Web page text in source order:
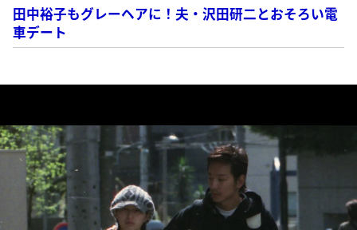
田中裕子もグレーヘアに！夫・沢田研二とおそろい電
車デート